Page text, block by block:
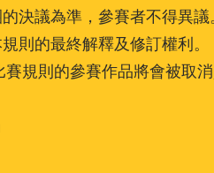
決議為準，參賽者不得異議
則的最終解釋及修訂權利。
規則的參賽作品將會被取消